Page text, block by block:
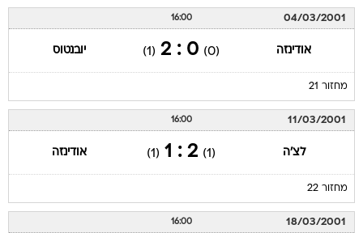
אודינזה (0)
0 : 2
(1) יובנטוס
11/03/2001
לצ'ה (1)
2 : 1
(1) אודינזה
18/03/2001
אודינזה (0)
1 : 3
(1) פארמה